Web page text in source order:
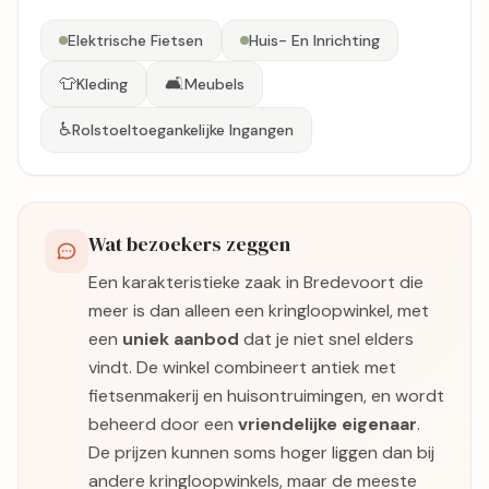
Elektrische Fietsen Huis- En Inrichting
👕Kleding 🛋️Meubels
♿Rolstoeltoegankelijke Ingangen
Wat bezoekers zeggen
Een karakteristieke zaak in Bredevoort die
meer is dan alleen een kringloopwinkel, met
een uniek aanbod dat je niet snel elders
vindt. De winkel combineert antiek met
fietsenmakerij en huisontruimingen, en wordt
beheerd door een vriendelijke eigenaar.
De prijzen kunnen soms hoger liggen dan bij
andere kringloopwinkels, maar de meeste